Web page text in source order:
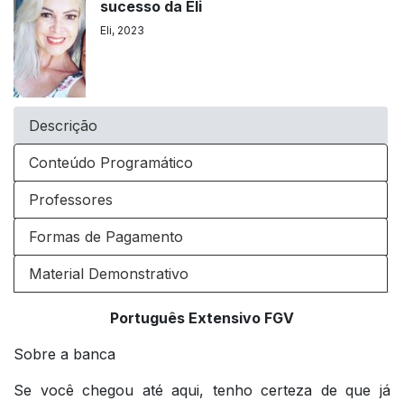
Descrição
Conteúdo Programático
Professores
Formas de Pagamento
Material Demonstrativo
Português Extensivo FGV
Sobre a banca
Se você chegou até aqui, tenho certeza de que já
sucesso da Eli
Eli, 2023